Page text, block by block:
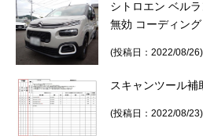
シトロエン ベル
無効 コーディング
(投稿日：2022/08/26)
スキャンツール補
(投稿日：2022/08/23)